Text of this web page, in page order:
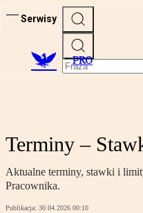
Serwisy
PRO
Terminy –
Aktualne terminy, stawki i
Pracownika.
Publikacja: 30.04.2026 00:10